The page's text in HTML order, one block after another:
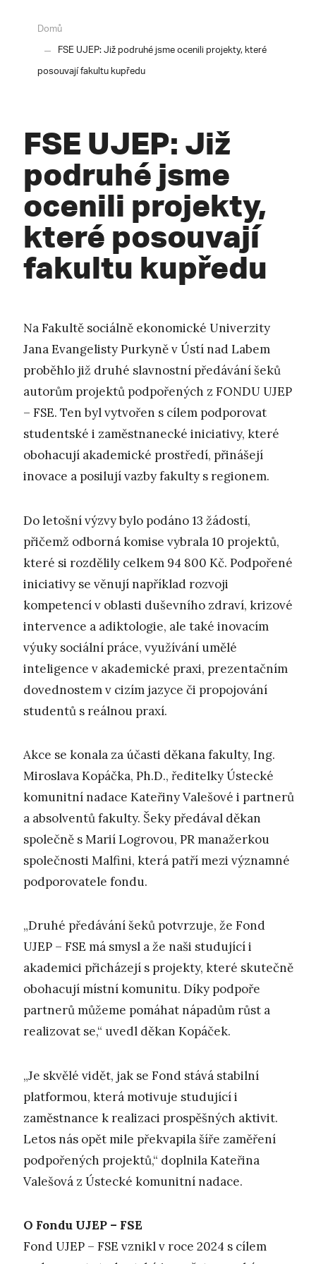
Domů
FSE UJEP: Již podruhé jsme ocenili projekty, které
posouvají fakultu kupředu
FSE UJEP: Již
podruhé jsme
ocenili projekty,
které posouvají
fakultu kupředu
Na Fakultě sociálně ekonomické Univerzity
Jana Evangelisty Purkyně v Ústí nad Labem
proběhlo již druhé slavnostní předávání šeků
autorům projektů podpořených z FONDU UJEP
– FSE. Ten byl vytvořen s cílem podporovat
studentské i zaměstnanecké iniciativy, které
obohacují akademické prostředí, přinášejí
inovace a posilují vazby fakulty s regionem.
Do letošní výzvy bylo podáno 13 žádostí,
přičemž odborná komise vybrala 10 projektů,
které si rozdělily celkem 94 800 Kč. Podpořené
iniciativy se věnují například rozvoji
kompetencí v oblasti duševního zdraví, krizové
intervence a adiktologie, ale také inovacím
výuky sociální práce, využívání umělé
inteligence v akademické praxi, prezentačním
dovednostem v cizím jazyce či propojování
studentů s reálnou praxí.
Akce se konala za účasti děkana fakulty, Ing.
Miroslava Kopáčka, Ph.D., ředitelky Ústecké
komunitní nadace Kateřiny Valešové i partnerů
a absolventů fakulty. Šeky předával děkan
společně s Marií Logrovou, PR manažerkou
společnosti Malfini, která patří mezi významné
podporovatele fondu.
„Druhé předávání šeků potvrzuje, že Fond
UJEP – FSE má smysl a že naši studující i
akademici přicházejí s projekty, které skutečně
obohacují místní komunitu. Díky podpoře
partnerů můžeme pomáhat nápadům růst a
realizovat se,“ uvedl děkan Kopáček.
„Je skvělé vidět, jak se Fond stává stabilní
platformou, která motivuje studující i
zaměstnance k realizaci prospěšných aktivit.
Letos nás opět mile překvapila šíře zaměření
podpořených projektů,“ doplnila Kateřina
Valešová z Ústecké komunitní nadace.
O Fondu UJEP – FSE
Fond UJEP – FSE vznikl v roce 2024 s cílem